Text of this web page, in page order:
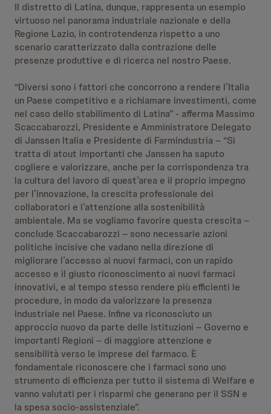
Il distretto di Latina, dunque, rappresenta un esempio
virtuoso nel panorama industriale nazionale e della
Regione Lazio, in controtendenza rispetto a uno
scenario caratterizzato dalla contrazione delle
presenze produttive e di ricerca nel nostro Paese.
“Diversi sono i fattori che concorrono a rendere l’Italia
un Paese competitivo e a richiamare investimenti, come
nel caso dello stabilimento di Latina” - afferma Massimo
Scaccabarozzi, Presidente e Amministratore Delegato
di Janssen Italia e Presidente di Farmindustria – “Si
tratta di atout importanti che Janssen ha saputo
cogliere e valorizzare, anche per la corrispondenza tra
la cultura del lavoro di quest’area e il proprio impegno
per l’innovazione, la crescita professionale dei
collaboratori e l’attenzione alla sostenibilità
ambientale. Ma se vogliamo favorire questa crescita –
conclude Scaccabarozzi – sono necessarie azioni
politiche incisive che vadano nella direzione di
migliorare l’accesso ai nuovi farmaci, con un rapido
accesso e il giusto riconoscimento ai nuovi farmaci
innovativi, e al tempo stesso rendere più efficienti le
procedure, in modo da valorizzare la presenza
industriale nel Paese. Infine va riconosciuto un
approccio nuovo da parte delle Istituzioni – Governo e
importanti Regioni – di maggiore attenzione e
sensibilità verso le imprese del farmaco. È
fondamentale riconoscere che i farmaci sono uno
strumento di efficienza per tutto il sistema di Welfare e
vanno valutati per i risparmi che generano per il SSN e
la spesa socio-assistenziale”.